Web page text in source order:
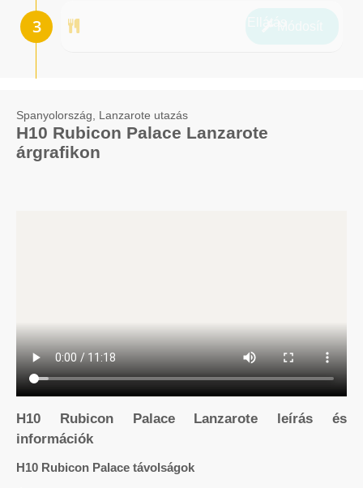
Spanyolország, Lanzarote utazás
H10 Rubicon Palace Lanzarote
árgrafikon
H10 Rubicon Palace Lanzarote leírás és
információk
H10 Rubicon Palace távolságok